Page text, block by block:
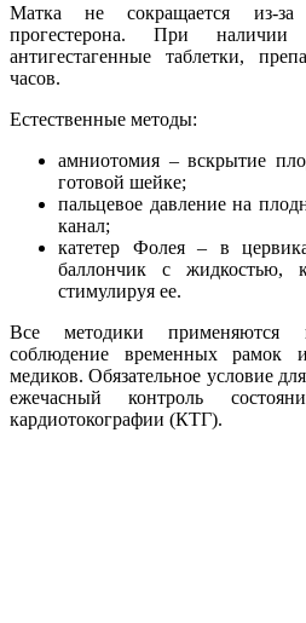
Матка не сокращается из-за
прогестерона. При наличии
антигестагенные таблетки,
часов.
Естественные методы:
амниотомия – вскрытие
готовой шейке;
пальцевое давление на
канал;
катетер Фолея – в
баллончик с жидкостью,
стимулируя ее.
Все методики применяются
соблюдение временных рамок
медиков. Обязательное условие
ежечасный контроль
кардиотокографии (КТГ).